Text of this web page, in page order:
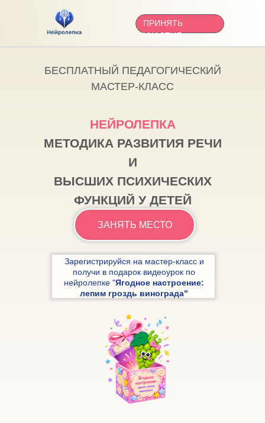
ПРИНЯТЬ
УЧАСТИЕ
БЕСПЛАТНЫЙ ПЕДАГОГИЧЕСКИЙ
МАСТЕР-КЛАСС
Зарегистрируйся на мастер-класс и
получи в подарок видеоурок по
нейролепке "Ягодное настроение:
лепим гроздь винограда"
НЕЙРОЛЕПКА
МЕТОДИКА РАЗВИТИЯ РЕЧИ
И
ВЫСШИХ ПСИХИЧЕСКИХ
ФУНКЦИЙ У ДЕТЕЙ
ЗАНЯТЬ МЕСТО